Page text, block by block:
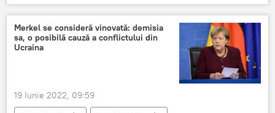
Emmanuel Macron
Merkel se consideră vinovată: demisia
sa, o posibilă cauză a conflictului din
Ucraina
19 Iunie 2022, 09:59